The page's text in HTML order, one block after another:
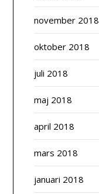
november 2018
oktober 2018
juli 2018
maj 2018
april 2018
mars 2018
januari 2018